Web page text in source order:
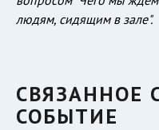
людям, сидящим в зале".
СВЯЗАННОЕ
СОБЫТИЕ